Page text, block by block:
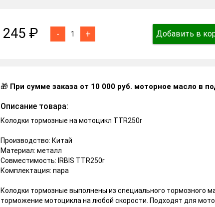
245 ₽ - + Добавить в
🎁 При сумме заказа от 10 000 руб. моторное масло в
Описание товара:
Колодки тормозные на мотоцикл TTR250r
Производство: Китай
Материал: металл
Совместимость: IRBIS TTR250r
Комплектация: пара
Колодки тормозные выполнены из специального тормозного
торможение мотоцикла на любой скорости. Подходят для